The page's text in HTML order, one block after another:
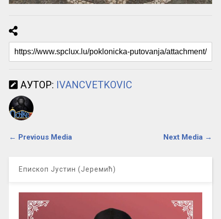
АУТОР: IVANCVETKOVIC
← Previous Media Next Media →
Епископ Јустин (Јеремић)